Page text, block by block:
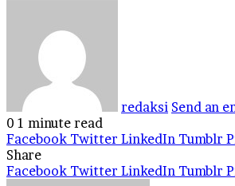
redaksi Send an
0 1 minute read
Facebook Twitter LinkedIn Tumblr
Share
Facebook Twitter LinkedIn Tumblr